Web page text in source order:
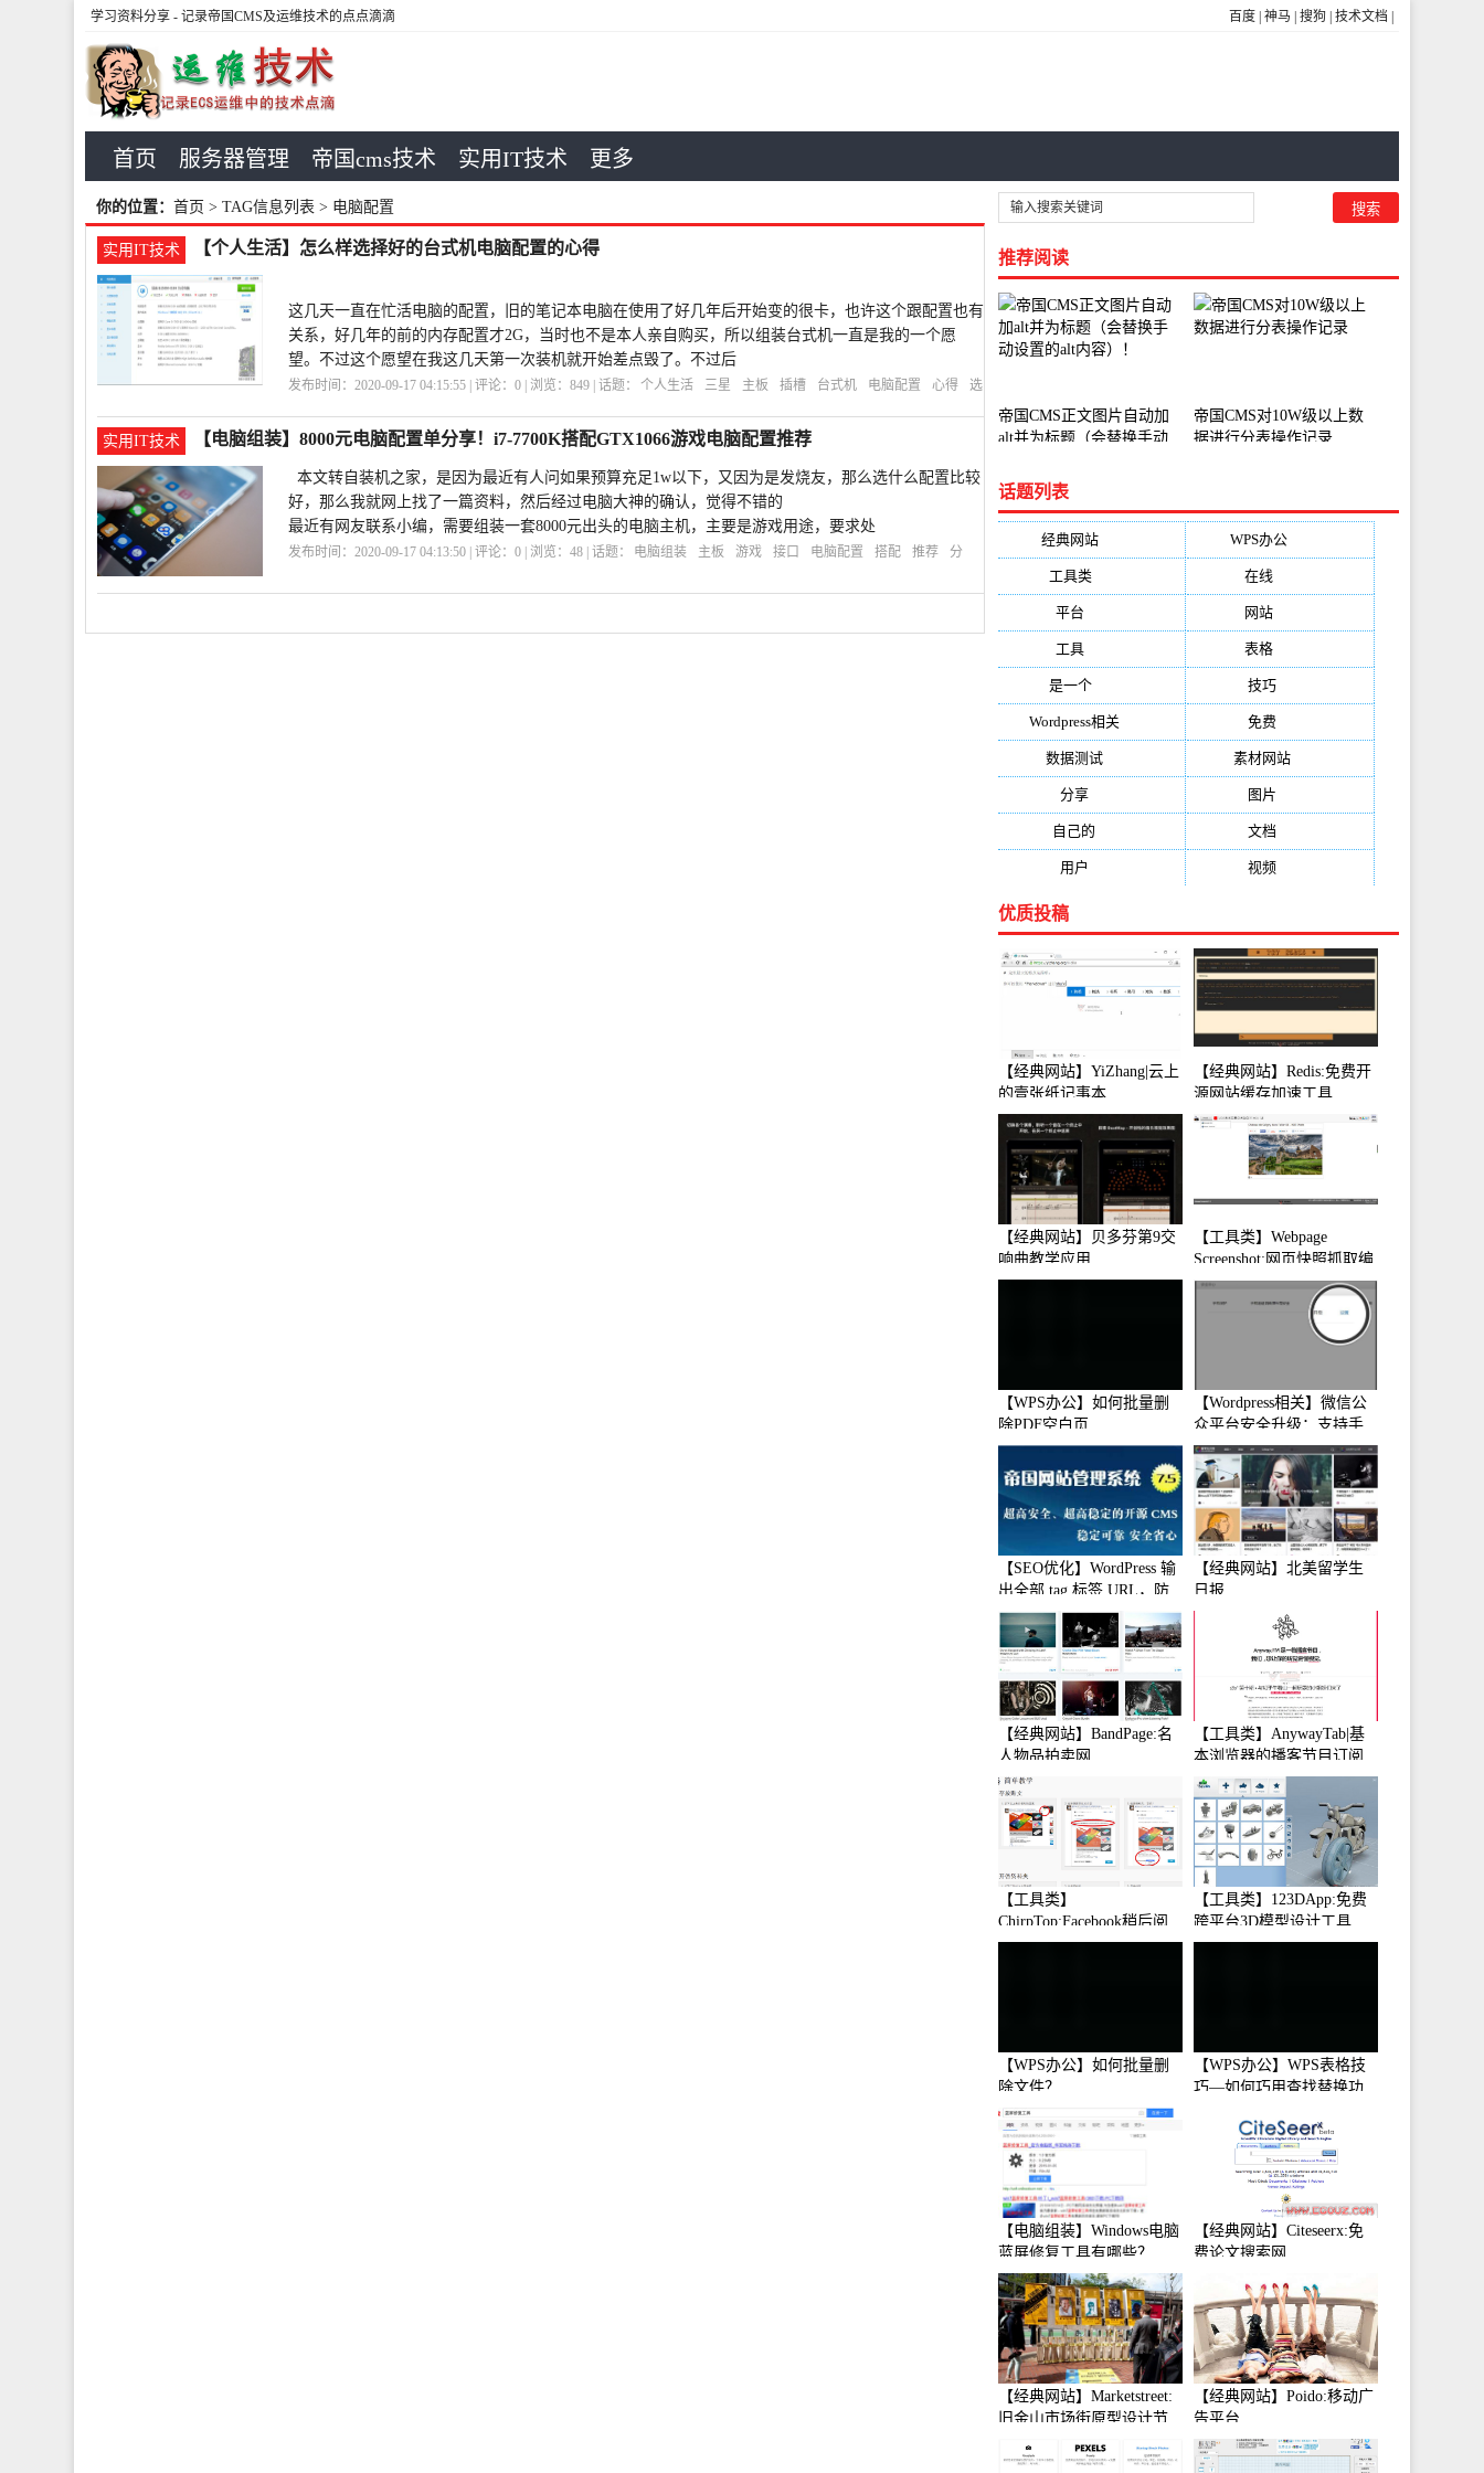
百度 神马 搜狗 技术文档
学习资料分享 - 记录帝国CMS及运维技术的点点滴滴
首页 服务器管理 帝国cms技术 实用IT技术 更多
你的位置： 首页 > TAG信息列表 > 电脑配置
实用IT技术 【个人生活】怎么样选择好的台式机电脑配置的心得
这几天一直在忙活电脑的配置，旧的笔记本电脑在使用了好几年后开始变的很卡，也许这个跟配置也有
关系，好几年的前的内存配置才2G，当时也不是本人亲自购买，所以组装台式机一直是我的一个愿
望。不过这个愿望在我这几天第一次装机就开始差点毁了。不过后
发布时间：2020-09-17 04:15:55 | 评论：0 | 浏览：849 | 话题： 个人生活 三星 主板 插槽 台式机 电脑配置 心得
选
择
实用IT技术 【电脑组装】8000元电脑配置单分享！i7-7700K搭配GTX1066游戏电脑配置推荐
本文转自装机之家，是因为最近有人问如果预算充足1w以下，又因为是发烧友，那么选什么配置比较
好，那么我就网上找了一篇资料，然后经过电脑大神的确认，觉得不错的
最近有网友联系小编，需要组装一套8000元出头的电脑主机，主要是游戏用途，要求处
发布时间：2020-09-17 04:13:50 | 评论：0 | 浏览：48 | 话题： 电脑组装 主板 游戏 接口 电脑配置 搭配 推荐
分
推荐阅读
帝国CMS正文图片自动加
alt并为标题（会替换手动
帝国CMS对10W级以上数
据进行分表操作记录
话题列表
经典网站 WPS办公(2513)
工具类(1994) 在线(1987)
平台 网站(1170)
工具 表格(1052)
是一个(1026) 技巧
Wordpress相关(851) 免费
数据测试(788) 素材网站
分享(676) 图片
自己的 文档
用户 视频
优质投稿
【经典网站】YiZhang|云上
的壹张纸记事本
【经典网站】Redis:免费开
源网站缓存加速工具
【经典网站】贝多芬第9交
响曲教学应用
【工具类】Webpage
Screenshot:网页快照抓取编
辑工具
【WPS办公】如何批量删
除PDF空白页
【Wordpress相关】微信公
众平台安全升级：支持手
机保护
【SEO优化】WordPress 输
出全部 tag 标签 URL，防
止中文转码
【经典网站】北美留学生
日报
【经典网站】BandPage:名
人物品拍卖网
【工具类】AnywayTab|基
本浏览器的播客节目订阅
【工具类】
ChirpTop:Facebook稍后阅
读工具
【工具类】123DApp:免费
跨平台3D模型设计工具
【WPS办公】如何批量删
除文件？
【WPS办公】WPS表格技
巧—如何巧用查找替换功
【电脑组装】Windows电脑
蓝屏修复工具有哪些？
【经典网站】Citeseerx:免
费论文搜索网
【经典网站】Marketstreet:
旧金山市场街原型设计节
【经典网站】Poido:移动广
告平台